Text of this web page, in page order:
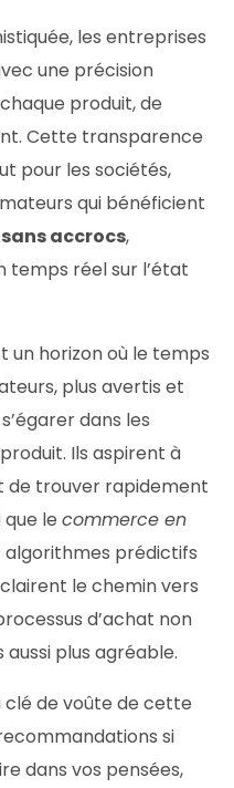
les entreprises
une précision
produit, de
Cette transparence
pour les sociétés,
qui bénéficient
accrocs,
temps réel sur l’état
un horizon où le temps
plus avertis et
dans les
Ils aspirent à
de trouver rapidement
que lecommerce en
algorithmes prédictifs
le chemin vers
d’achat non
plus agréable.
clé de voûte de cette
si
dans vos pensées,